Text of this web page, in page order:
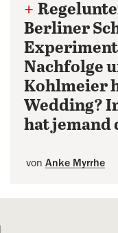
+
Berliner
Nachfolge
Kohlmeier
Wedding?
hat
von Anke Myrrhe